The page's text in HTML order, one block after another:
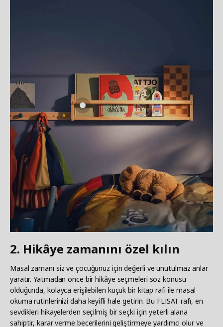
2. Hikâye zamanını özel kılın
Masal zamanı siz ve çocuğunuz için değerli ve unutulmaz anlar
yaratır. Yatmadan önce bir hikâye seçmeleri söz konusu
olduğunda, kolayca erişilebilen küçük bir kitap rafı ile masal
okuma rutinlerinizi daha keyifli hale getirin. Bu FLISAT rafı, en
sevdikleri hikayelerden seçilmiş bir seçki için yeterli alana
sahiptir, karar verme becerilerini geliştirmeye yardımcı olur ve